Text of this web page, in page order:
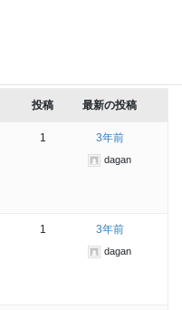
投稿 最新の投稿
1 3年前
dagan
1 3年前
dagan